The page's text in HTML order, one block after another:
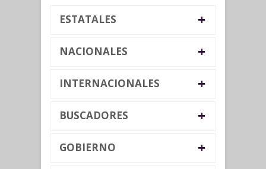
ESTATALES +
NACIONALES +
INTERNACIONALES +
BUSCADORES +
GOBIERNO +